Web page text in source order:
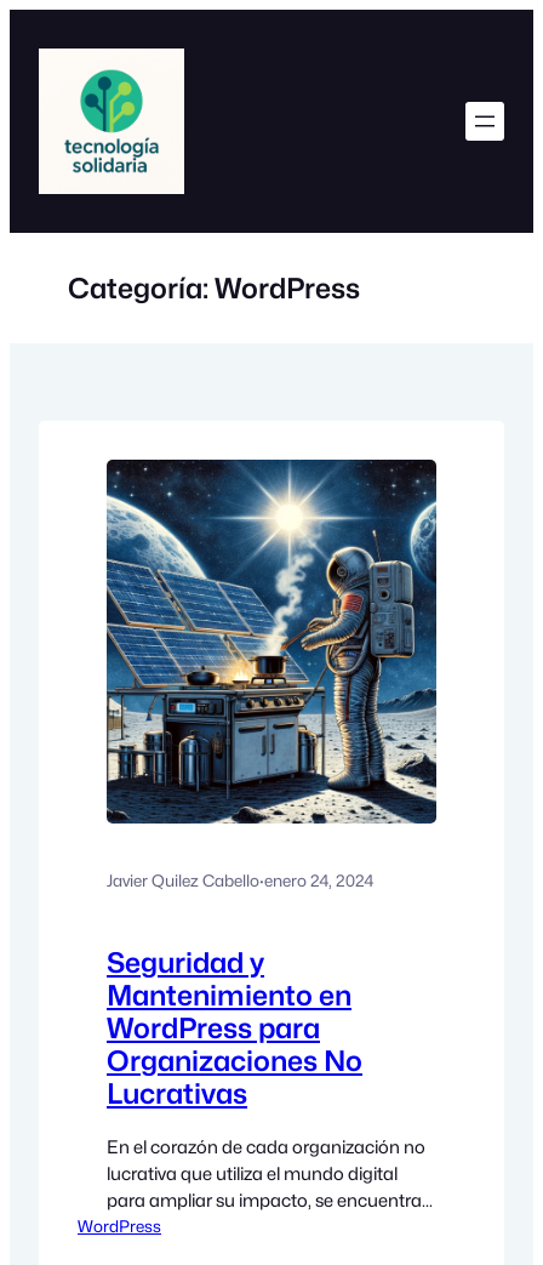
contenido
Categoría: WordPress
Javier Quilez Cabello·enero 24, 2024
Seguridad y
Mantenimiento en
WordPress para
Organizaciones No
Lucrativas
En el corazón de cada organización no
lucrativa que utiliza el mundo digital
para ampliar su impacto, se encuentra
un sitio web: el epicentro de su
WordPress